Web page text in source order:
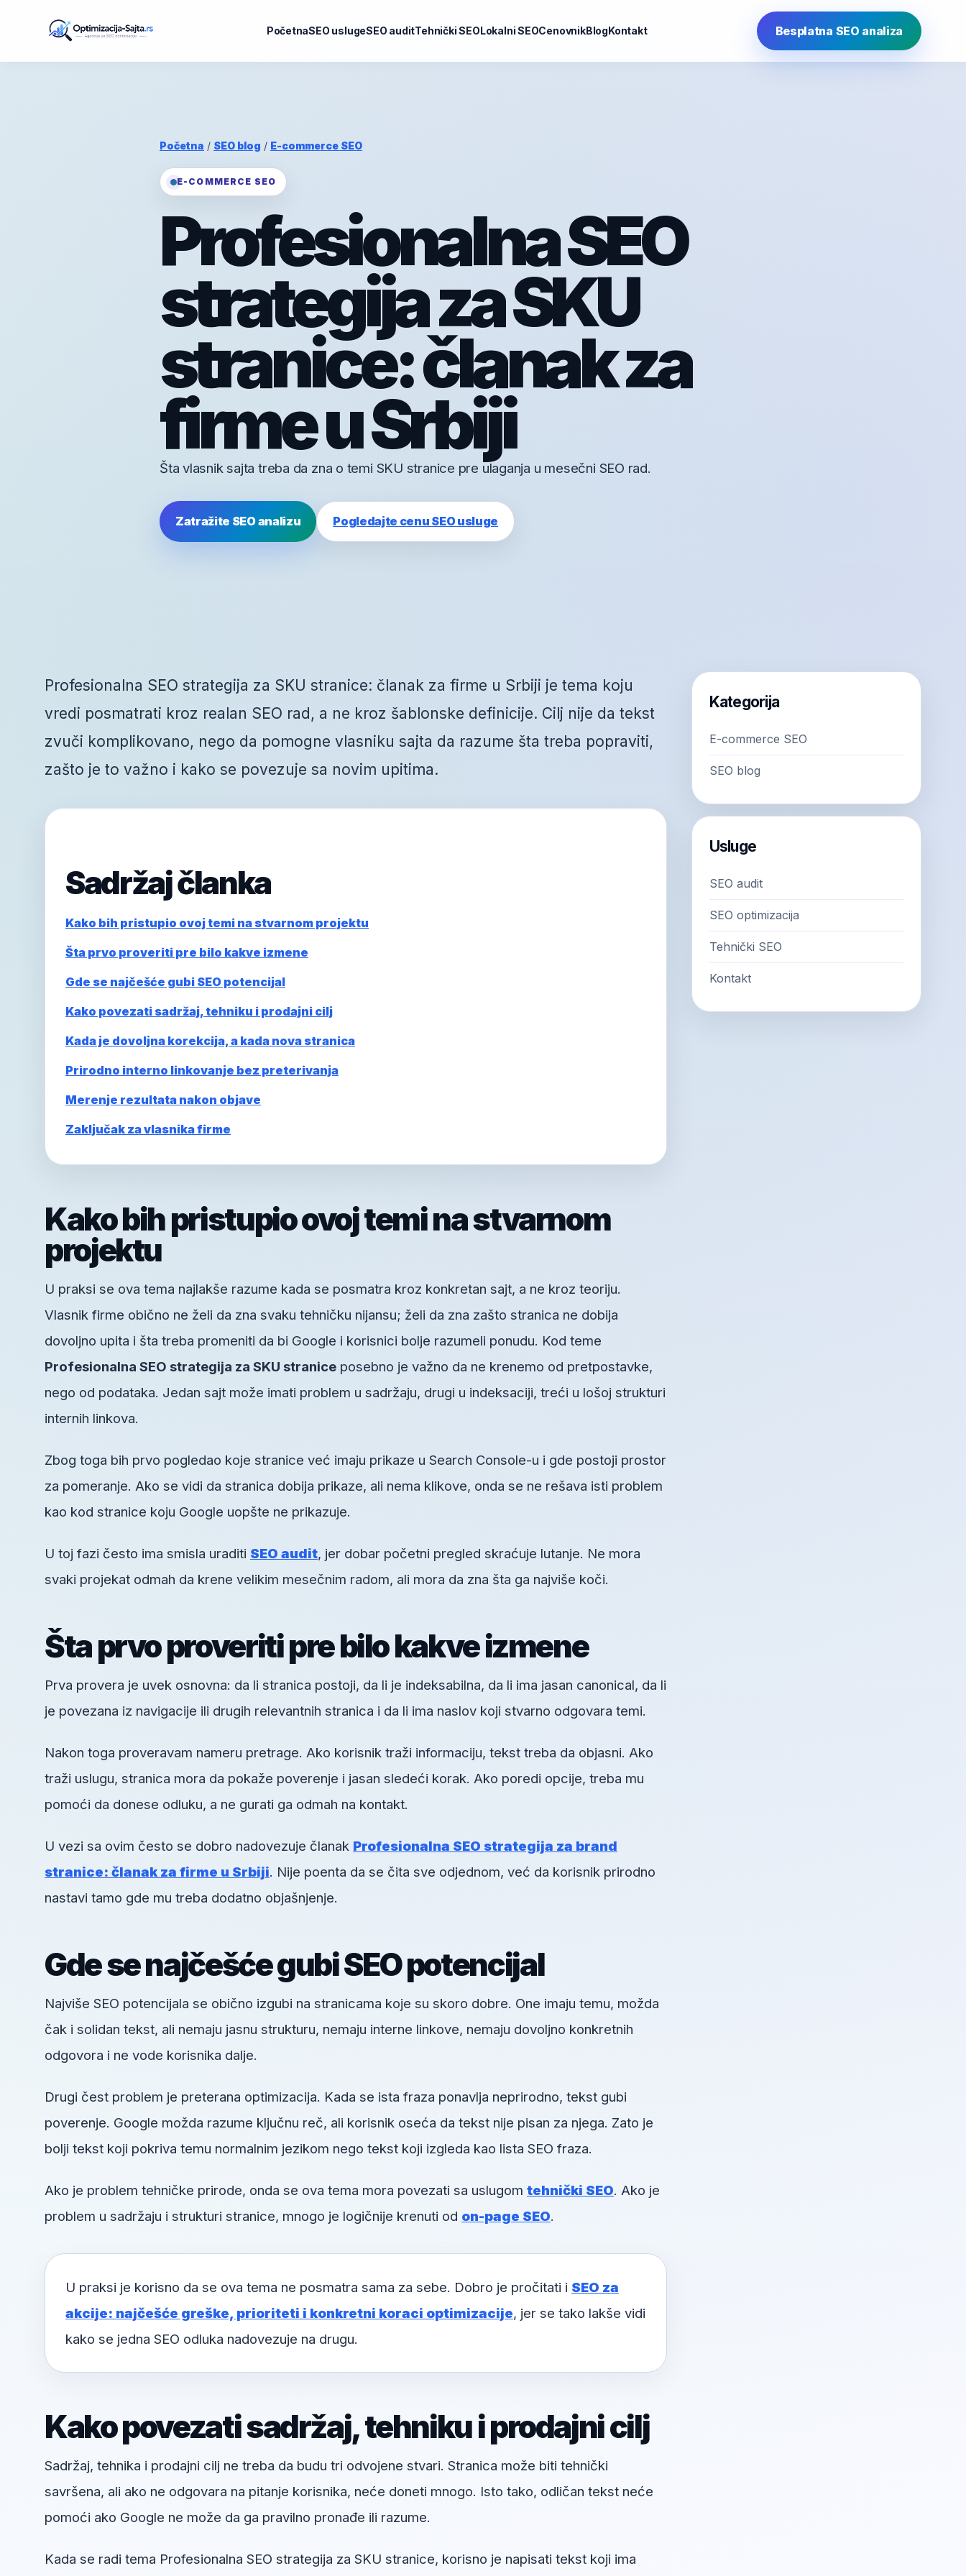
PočetnaSEO uslugeSEO auditTehnički SEOLokalni SEOCenovnikBlogKontakt Besplatna SEO analiza
Početna / SEO blog / E-commerce SEO
E-COMMERCE SEO
Profesionalna SEO
strategija za SKU
stranice: članak za
firme u Srbiji
Šta vlasnik sajta treba da zna o temi SKU stranice pre ulaganja u mesečni SEO rad.
Zatražite SEO analizu Pogledajte cenu SEO usluge
Profesionalna SEO strategija za SKU stranice: članak za firme u Srbiji je tema koju
vredi posmatrati kroz realan SEO rad, a ne kroz šablonske definicije. Cilj nije da tekst
zvuči komplikovano, nego da pomogne vlasniku sajta da razume šta treba popraviti,
zašto je to važno i kako se povezuje sa novim upitima.
Sadržaj članka
Kako bih pristupio ovoj temi na stvarnom projektu
Šta prvo proveriti pre bilo kakve izmene
Gde se najčešće gubi SEO potencijal
Kako povezati sadržaj, tehniku i prodajni cilj
Kada je dovoljna korekcija, a kada nova stranica
Prirodno interno linkovanje bez preterivanja
Merenje rezultata nakon objave
Zaključak za vlasnika firme
Kako bih pristupio ovoj temi na stvarnom
projektu
U praksi se ova tema najlakše razume kada se posmatra kroz konkretan sajt, a ne kroz teoriju.
Vlasnik firme obično ne želi da zna svaku tehničku nijansu; želi da zna zašto stranica ne dobija
dovoljno upita i šta treba promeniti da bi Google i korisnici bolje razumeli ponudu. Kod teme
Profesionalna SEO strategija za SKU stranice posebno je važno da ne krenemo od pretpostavke,
nego od podataka. Jedan sajt može imati problem u sadržaju, drugi u indeksaciji, treći u lošoj strukturi
internih linkova.
Zbog toga bih prvo pogledao koje stranice već imaju prikaze u Search Console-u i gde postoji prostor
za pomeranje. Ako se vidi da stranica dobija prikaze, ali nema klikove, onda se ne rešava isti problem
kao kod stranice koju Google uopšte ne prikazuje.
U toj fazi često ima smisla uraditi SEO audit, jer dobar početni pregled skraćuje lutanje. Ne mora
svaki projekat odmah da krene velikim mesečnim radom, ali mora da zna šta ga najviše koči.
Šta prvo proveriti pre bilo kakve izmene
Prva provera je uvek osnovna: da li stranica postoji, da li je indeksabilna, da li ima jasan canonical, da li
je povezana iz navigacije ili drugih relevantnih stranica i da li ima naslov koji stvarno odgovara temi.
Nakon toga proveravam nameru pretrage. Ako korisnik traži informaciju, tekst treba da objasni. Ako
traži uslugu, stranica mora da pokaže poverenje i jasan sledeći korak. Ako poredi opcije, treba mu
pomoći da donese odluku, a ne gurati ga odmah na kontakt.
U vezi sa ovim često se dobro nadovezuje članak Profesionalna SEO strategija za brand
stranice: članak za firme u Srbiji. Nije poenta da se čita sve odjednom, već da korisnik prirodno
nastavi tamo gde mu treba dodatno objašnjenje.
Gde se najčešće gubi SEO potencijal
Najviše SEO potencijala se obično izgubi na stranicama koje su skoro dobre. One imaju temu, možda
čak i solidan tekst, ali nemaju jasnu strukturu, nemaju interne linkove, nemaju dovoljno konkretnih
odgovora i ne vode korisnika dalje.
Drugi čest problem je preterana optimizacija. Kada se ista fraza ponavlja neprirodno, tekst gubi
poverenje. Google možda razume ključnu reč, ali korisnik oseća da tekst nije pisan za njega. Zato je
bolji tekst koji pokriva temu normalnim jezikom nego tekst koji izgleda kao lista SEO fraza.
Ako je problem tehničke prirode, onda se ova tema mora povezati sa uslugom tehnički SEO. Ako je
problem u sadržaju i strukturi stranice, mnogo je logičnije krenuti od on-page SEO.
U praksi je korisno da se ova tema ne posmatra sama za sebe. Dobro je pročitati i SEO za
akcije: najčešće greške, prioriteti i konkretni koraci optimizacije, jer se tako lakše vidi
kako se jedna SEO odluka nadovezuje na drugu.
Kako povezati sadržaj, tehniku i prodajni cilj
Sadržaj, tehnika i prodajni cilj ne treba da budu tri odvojene stvari. Stranica može biti tehnički
savršena, ali ako ne odgovara na pitanje korisnika, neće doneti mnogo. Isto tako, odličan tekst neće
pomoći ako Google ne može da ga pravilno pronađe ili razume.
Kada se radi tema Profesionalna SEO strategija za SKU stranice, korisno je napisati tekst koji ima
Kategorija
E-commerce SEO
SEO blog
Usluge
SEO audit
SEO optimizacija
Tehnički SEO
Kontakt